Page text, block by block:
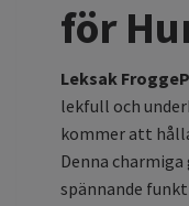
för
Leksak
lekfull och
kommer att
Denna
spännande